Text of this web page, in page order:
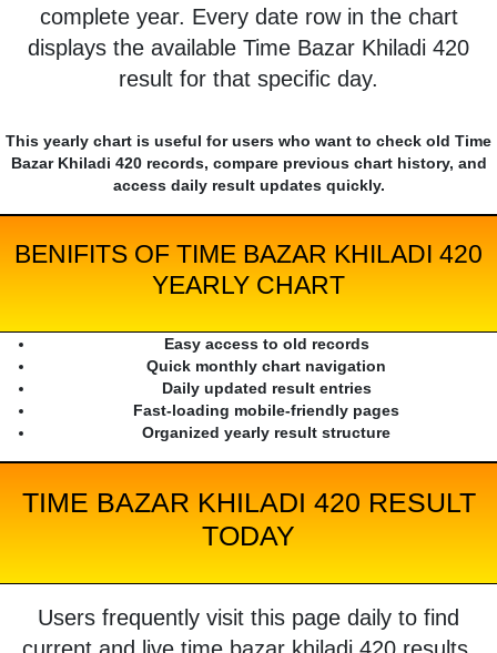
complete year. Every date row in the chart
displays the available Time Bazar Khiladi 420
result for that specific day.
This yearly chart is useful for users who want to check old Time
Bazar Khiladi 420 records, compare previous chart history, and
access daily result updates quickly.
BENIFITS OF TIME BAZAR KHILADI 420
YEARLY CHART
Easy access to old records
Quick monthly chart navigation
Daily updated result entries
Fast-loading mobile-friendly pages
Organized yearly result structure
TIME BAZAR KHILADI 420 RESULT
TODAY
Users frequently visit this page daily to find